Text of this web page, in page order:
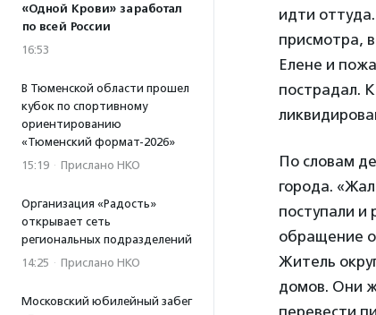
«Одной Крови» заработал
по всей России
16:53
В Тюменской области прошел
кубок по спортивному
ориентированию
«Тюменский формат-2026»
15:19 · Прислано НКО
Организация «Радость»
открывает сеть
региональных подразделений
14:25 · Прислано НКО
Московский юбилейный забег
идти
присмотра,
Елене и
пострадал.
По словам
города.
поступали и
обращение
Житель
домов. Они